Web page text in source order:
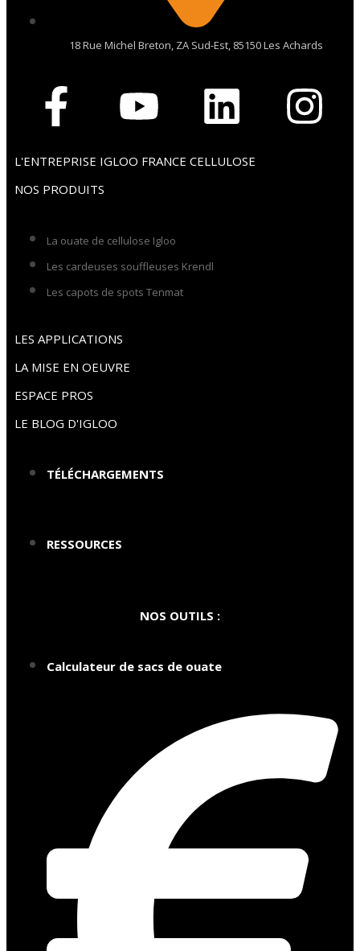
18 Rue Michel Breton, ZA Sud-Est, 85150 Les Achards
L'ENTREPRISE IGLOO FRANCE CELLULOSE
NOS PRODUITS
La ouate de cellulose Igloo
Les cardeuses souffleuses Krendl
Les capots de spots Tenmat
LES APPLICATIONS
LA MISE EN OEUVRE
ESPACE PROS
LE BLOG D'IGLOO
TÉLÉCHARGEMENTS
RESSOURCES
NOS OUTILS :
Calculateur de sacs de ouate